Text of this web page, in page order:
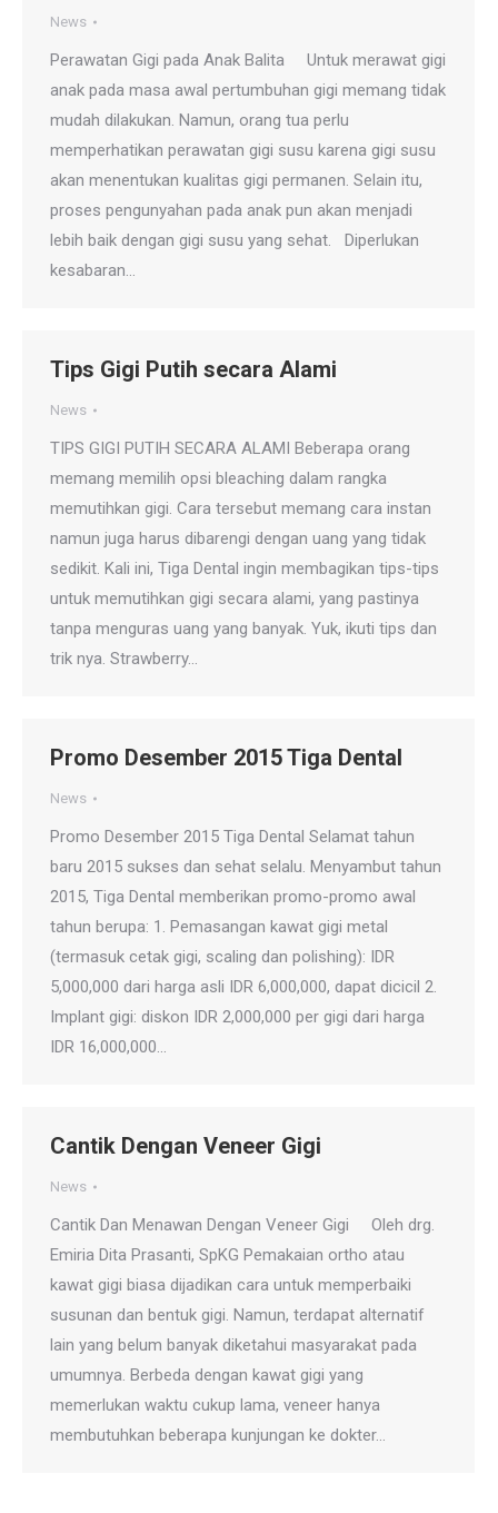
News
Perawatan Gigi pada Anak Balita Untuk merawat gigi
anak pada masa awal pertumbuhan gigi memang tidak
mudah dilakukan. Namun, orang tua perlu
memperhatikan perawatan gigi susu karena gigi susu
akan menentukan kualitas gigi permanen. Selain itu,
proses pengunyahan pada anak pun akan menjadi
lebih baik dengan gigi susu yang sehat. Diperlukan
kesabaran…
Tips Gigi Putih secara Alami
News
TIPS GIGI PUTIH SECARA ALAMI Beberapa orang
memang memilih opsi bleaching dalam rangka
memutihkan gigi. Cara tersebut memang cara instan
namun juga harus dibarengi dengan uang yang tidak
sedikit. Kali ini, Tiga Dental ingin membagikan tips-tips
untuk memutihkan gigi secara alami, yang pastinya
tanpa menguras uang yang banyak. Yuk, ikuti tips dan
trik nya. Strawberry…
Promo Desember 2015 Tiga Dental
News
Promo Desember 2015 Tiga Dental Selamat tahun
baru 2015 sukses dan sehat selalu. Menyambut tahun
2015, Tiga Dental memberikan promo-promo awal
tahun berupa: 1. Pemasangan kawat gigi metal
(termasuk cetak gigi, scaling dan polishing): IDR
5,000,000 dari harga asli IDR 6,000,000, dapat dicicil 2.
Implant gigi: diskon IDR 2,000,000 per gigi dari harga
IDR 16,000,000…
Cantik Dengan Veneer Gigi
News
Cantik Dan Menawan Dengan Veneer Gigi Oleh drg.
Emiria Dita Prasanti, SpKG Pemakaian ortho atau
kawat gigi biasa dijadikan cara untuk memperbaiki
susunan dan bentuk gigi. Namun, terdapat alternatif
lain yang belum banyak diketahui masyarakat pada
umumnya. Berbeda dengan kawat gigi yang
memerlukan waktu cukup lama, veneer hanya
membutuhkan beberapa kunjungan ke dokter…